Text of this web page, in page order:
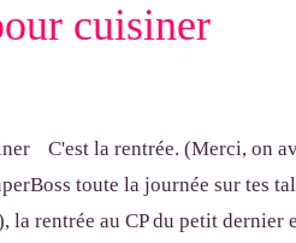
cuisiner
C'est la rentrée. (Merci, on
toute la journée sur tes
la rentrée au CP du petit dernier